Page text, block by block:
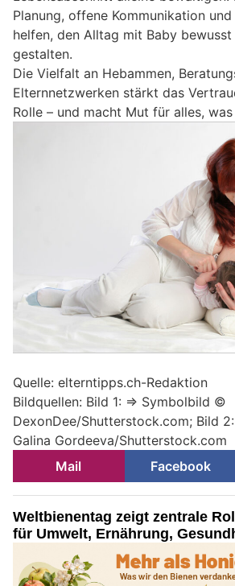
Planung, offene Kommunikation
helfen, den Alltag mit Baby
gestalten.
Die Vielfalt an Hebammen,
Elternnetzwerken stärkt das
Rolle – und macht Mut für alles,
Quelle: elterntipps.ch-Redaktion
Bildquellen: Bild 1: => Symbolbild ©
DexonDee/Shutterstock.com; Bild
Galina Gordeeva/Shutterstock.com
Mail
Facebook
Weltbienentag zeigt zentrale
für Umwelt, Ernährung,